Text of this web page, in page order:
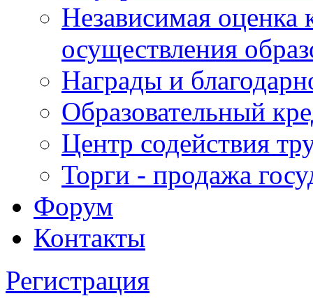
Независимая оценка
осуществления
Награды и
Образовательный
Центр содействия
Торги - продажа
Форум
Контакты
Регистрация